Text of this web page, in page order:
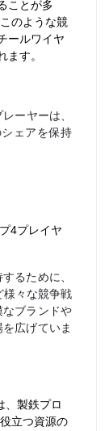
ことが多
のような競
ールワイヤ
ます。
ーヤーは、
ェアを保持
4プレイヤ
るために、
様々な競争戦
ブランドや
広げていま
、製鉄プロ
立つ資源の